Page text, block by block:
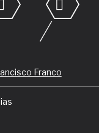
Franco